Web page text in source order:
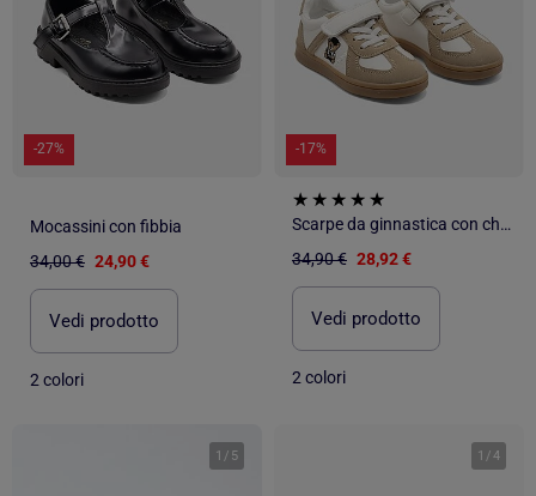
-27%
Mocassini con fibbia
34,00 € 24,90 €
Vedi prodotto
2 colori
-17%
Scarpe da ginnastica con chiusura a velcro
34,90 € 28,92 €
Vedi prodotto
2 colori
1 / 5 1 /4